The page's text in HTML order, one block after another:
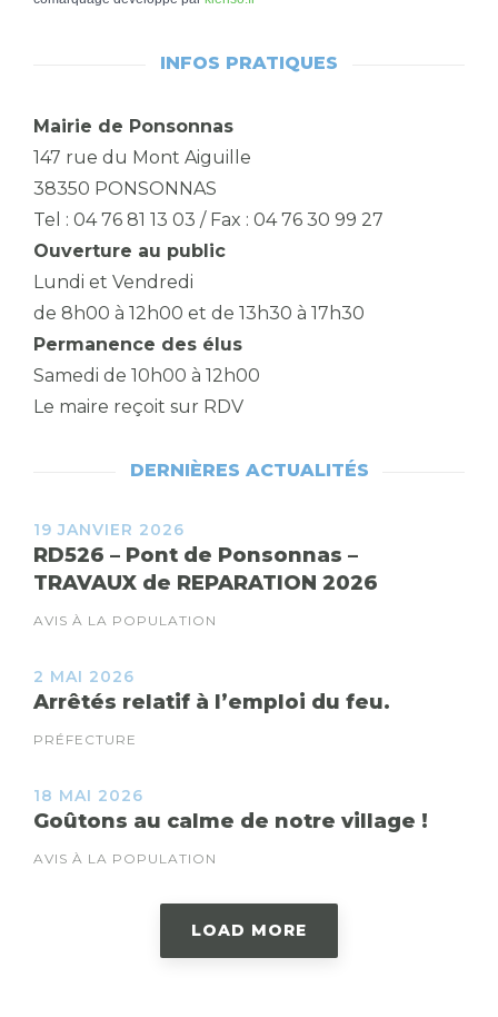
INFOS PRATIQUES
Mairie de Ponsonnas
147 rue du Mont Aiguille
38350 PONSONNAS
Tel : 04 76 81 13 03 / Fax : 04 76 30 99 27
Ouverture au public
Lundi et Vendredi
de 8h00 à 12h00 et de 13h30 à 17h30
Permanence des élus
Samedi de 10h00 à 12h00
Le maire reçoit sur RDV
DERNIÈRES ACTUALITÉS
19 JANVIER 2026
RD526 – Pont de Ponsonnas –
TRAVAUX de REPARATION 2026
AVIS À LA POPULATION
2 MAI 2026
Arrêtés relatif à l’emploi du feu.
PRÉFECTURE
18 MAI 2026
Goûtons au calme de notre village !
AVIS À LA POPULATION
LOAD MORE